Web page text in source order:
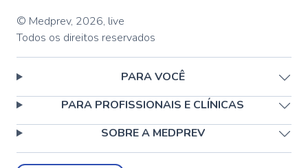
© Medprev, 2026, live
Todos os direitos reservados
PARA VOCÊ
PARA PROFISSIONAIS E CLÍNICAS
SOBRE A MEDPREV